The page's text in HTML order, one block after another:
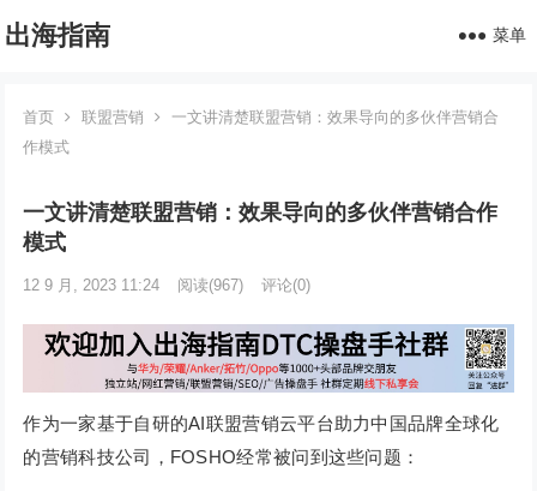
出海指南 菜单
首页 联盟营销
一文讲清楚联盟营销：效果导向的多伙伴营销合
作模式
一文讲清楚联盟营销：效果导向的多伙伴营销合作
模式
12 9 月, 2023 11:24 阅读(967) 评论(0)
作为一家基于自研的AI联盟营销云平台助力中国品牌全球化
的营销科技公司，FOSHO经常被问到这些问题：